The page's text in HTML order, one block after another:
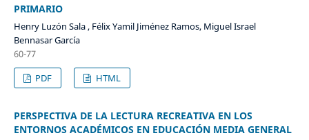
PRIMARIO
Henry Luzón Sala , Félix Yamil Jiménez Ramos, Miguel Israel
Bennasar García
60-77
PDF
HTML
PERSPECTIVA DE LA LECTURA RECREATIVA EN LOS
ENTORNOS ACADÉMICOS EN EDUCACIÓN MEDIA GENERAL